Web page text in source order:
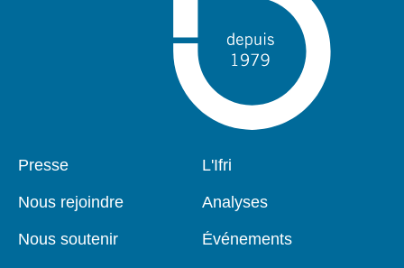
Pied
page
Presse
Nous rejoindre
Nous soutenir
Navigation
L'Ifri
Analyses
Événements